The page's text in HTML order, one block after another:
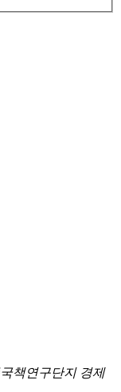
책연구단지 경제